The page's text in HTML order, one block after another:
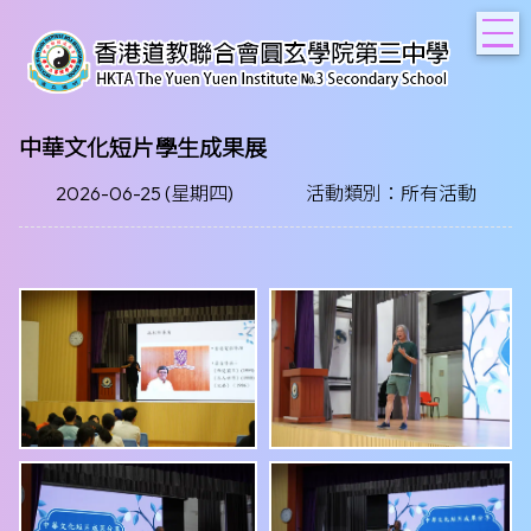
中華文化短片學生成果展
2026-06-25 (星期四) 活動類別：所有活動